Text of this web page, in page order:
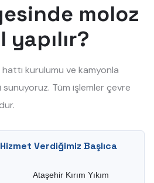
moloz
yapılır?
kurulumu ve kamyonla
Tüm işlemler çevre
Verdiğimiz Başlıca
Ataşehir Kırım Yıkım